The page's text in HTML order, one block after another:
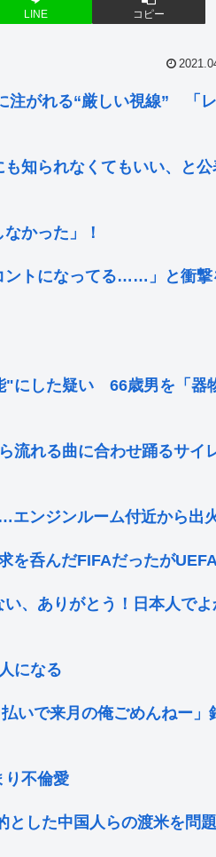
LINE コピー
注がれる“厳しい視線” 「
知られなくてもいい、と公
かった」！
ントになってる……」と衝撃
"にした疑い 66歳男を「器
流れる曲に合わせ踊るサイ
ンジンルーム付近から出
を呑んだFIFAだったが
、ありがとう！日本人でよ
になる
いで来月の俺ごめんねー」
り不倫愛
とした中国人らの渡米を問